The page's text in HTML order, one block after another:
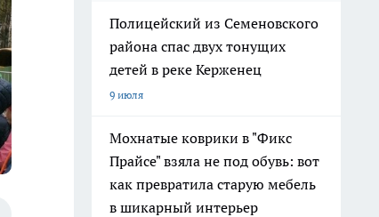
Полицейский из Семеновского
района спас двух тонущих
детей в реке Керженец
9 июля
Мохнатые коврики в "Фикс
Прайсе" взяла не под обувь: вот
как превратила старую мебель
в шикарный интерьер